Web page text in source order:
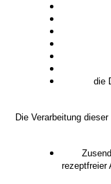
die
Die Verarbeitung
rezeptfreier